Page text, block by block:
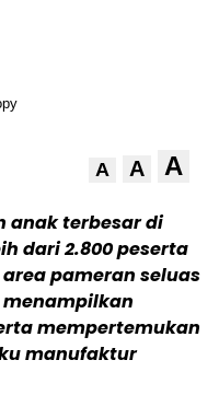
A A A
anak terbesar di
dari 2.800 peserta
pameran seluas
menampilkan
mempertemukan
manufaktur